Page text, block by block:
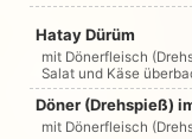
Hatay Dürüm
mit Dönerfleisch
Salat und Käse
Döner (Drehspieß)
mit Dönerfleisch